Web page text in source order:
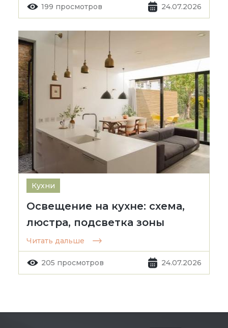
199 просмотров 24.07.2026
Кухни
Освещение на кухне: схема,
люстра, подсветка зоны
Читать дальше
205 просмотров 24.07.2026